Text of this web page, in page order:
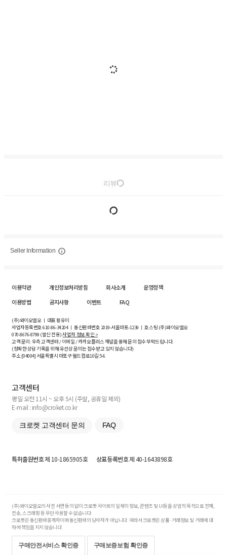
리뷰
Seller Information
이용약관 개인정보처리방침 회사소개
운영정책
이용방법
공지사항 이벤트 FAQ
(주)와이오엘오 ㅣ 대표 황유미
사업자등록번호610-86-34204ㅣ 통신판매번호 2019-서울마포-1239 ㅣ 호스팅 (주)와이오엘오
070-8676-8799 (발신 전용)사업자 정보 확인 >
고객 문의: 우측 고객센터 / 이메일 / 카카오플러스 채널을 통해 문의 접수 부탁드립니다.
(정확한 상담 기록을 위해 유선상 문의는 접수받고 있지 않습니다)
주소 [04004] 서울특별시 마포구 월드컵로10길5-6
고객센터
평일 오전 11시 ~ 오후 5시 (주말, 공휴일 제외)
E-mail : info@croket.co.kr
크로켓 고객센터 문의 FAQ
특허출원번호제 10-1865905호 상표등록번호제 40-1643898호
(주)와이오엘오의 사전 서면 동의 없이 크로켓 사이트의 일체의 정보, 콘텐츠 및 UI등을 상업적 목적으로 전재,
전송, 스크래핑 등 무단 사용할 수 없습니다.
크로켓은 통신판매중개자이며 통신판매의 당사자가 아닙니다. 따라서 크로켓은 상품·거래정보 및 거래에 대
하여 책임을 지지 않습니다.
구매안전서비스 확인증 구매보증보험 확인증